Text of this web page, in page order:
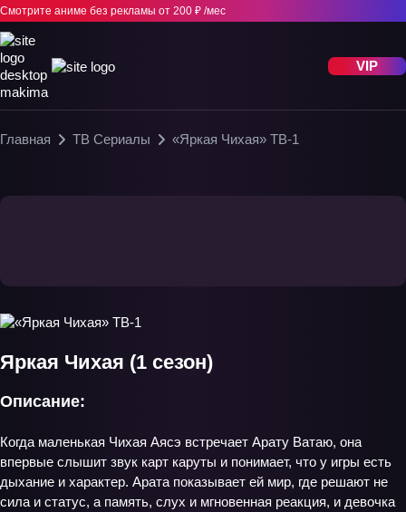
Смотрите аниме без рекламы от 200 ₽ /мес
VIP
Главная ТВ Сериалы «Яркая Чихая» ТВ-1
Яркая Чихая (1 сезон)
Описание:
Когда маленькая Чихая Аясэ встречает Арату Ватаю, она
впервые слышит звук карт каруты и понимает, что у игры есть
дыхание и характер. Арата показывает ей мир, где решают не
сила и статус, а память, слух и мгновенная реакция, и девочка